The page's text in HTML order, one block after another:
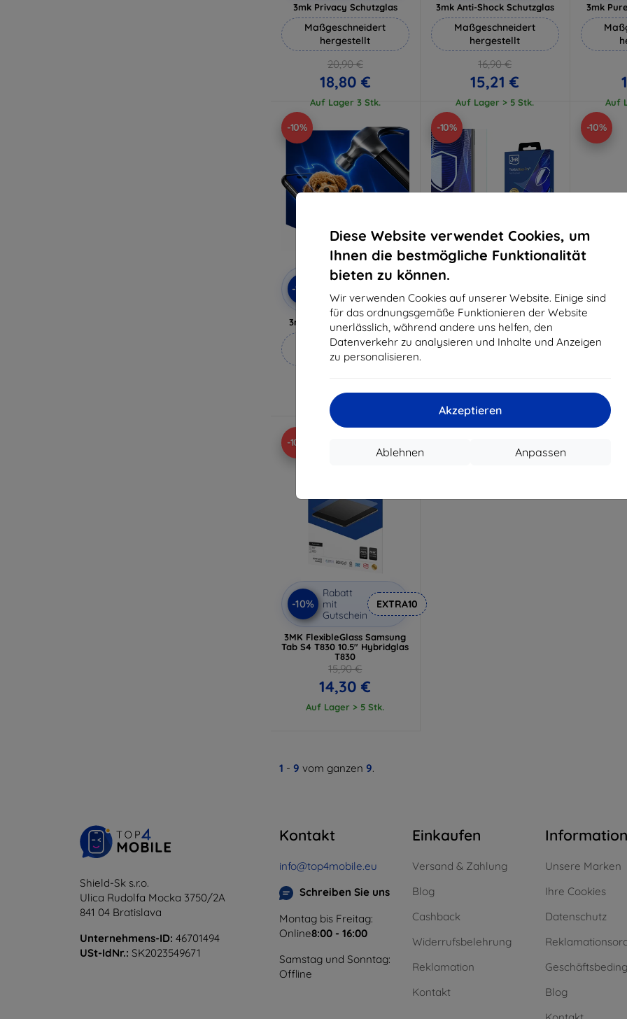
Diese Website verwendet Cookies, um
Ihnen die bestmögliche Funktionalität
bieten zu können.
Wir verwenden Cookies auf unserer Website. Einige sind
für das ordnungsgemäße Funktionieren der Website
unerlässlich, während andere uns helfen, den
Datenverkehr zu analysieren und Inhalte und Anzeigen
zu personalisieren.
Akzeptieren
Anpassen
Ablehnen
3mk Privacy Schutzglas
Maßgeschneidert
hergestellt
20,90 €
18,80 €
Auf Lager 3 Stk.
3mk Anti-Shock Schutzglas
Maßgeschneidert
hergestellt
16,90 €
15,21 €
Auf Lager > 5 Stk.
3mk
Auf
-10%
-10%
Rabatt
Gutschein
3mk Hammer Schutzfolie
Maßgeschneidert
hergestellt
17,91 €
Auf Lager 4 Stk.
-10%
Gutschein
3mk FlexibleGlass Pro
Hybrid-Schutzglas für
Samsung Galaxy Tab S4
-10%
Stylus S
S4
Auf
-10%
-10%
Rabatt
mit
Gutschein
EXTRA10
3MK FlexibleGlass Samsung
Tab S4 T830 10.5" Hybridglas
T830
15,90 €
14,30 €
Auf Lager > 5 Stk.
1 - 9 vom ganzen 9.
Shield-Sk s.r.o.
Ulica Rudolfa Mocka 3750/2A
841 04 Bratislava
Unternehmens-ID: 46701494
USt-IdNr.: SK2023549671
Kontakt
info@top4mobile.eu
Schreiben Sie uns
Montag bis Freitag:
Online8:00 - 16:00
Samstag und Sonntag:
Offline
Einkaufen
Versand & Zahlung
Blog
Cashback
Widerrufsbelehrung
Reklamation
Kontakt
Information
Unsere Marken
Ihre Cookies
Datenschutz
Blog